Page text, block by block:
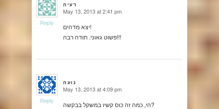
רעיה
says: May 13, 2013 at 2:41 pm
יצא מדהים!
פשוט גאוני. תודה רבה!!!
Reply
נועה
says: May 13, 2013 at 4:09 pm
הי, כמה זה כוס קשיו במשקל בבקשה?
Reply